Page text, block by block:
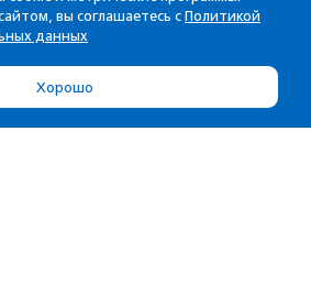
вы соглашаетесь с Политикой
данных
Хорошо